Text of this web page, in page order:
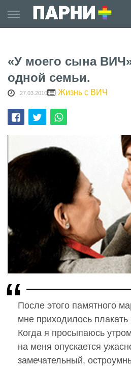
to
content
«У моего сына
одной семьи.
27.03.2010 Жизнь с ВИЧ
После этого памятного
мне приходилось
Когда я просыпаюсь
на меня опускается
замечательный,